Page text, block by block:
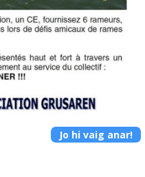
Jo hi vaig anar!